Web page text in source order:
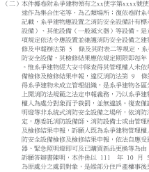
（二）本件據卷附系爭建物領有之xx使字第xxxx號
途作為集合住宅等，為乙類場所；復依卷附系
記載，系爭建物應設置之消防安全設備計有標
設備）、其他設備（一般滅火器）等設備。是
項規定依法令應設置並維護消防安全設備之建
修及申報辦法第 5 條及其附表二等規定，系
防安全設備，其檢修結果應依規定期限即每年
。惟系爭建物經大安中隊查得其管理權人未依
備檢修及檢修結果申報，違反消防法第 9 條
得系爭建物未成立管理組織，是系爭建物各區
上開消防法規範之法定申報義務，乃以系爭建
權人為處分對象而予裁罰，並無違誤。復查僅
明燈等非系統式消防安全設備之場所，依消
定，應委託消防設備師、消防設備士或由管理
及檢修結果申報，訴願人既為系爭建物管理權
防安全設備檢修及檢修結果申報，依法自應受
器、緊急照明燈即可及已購買新品更換等為由
訴願答辯書陳明，本件係以 111 年 10 月 5
為原處分之處罰對象，是縱部分住戶產權事後